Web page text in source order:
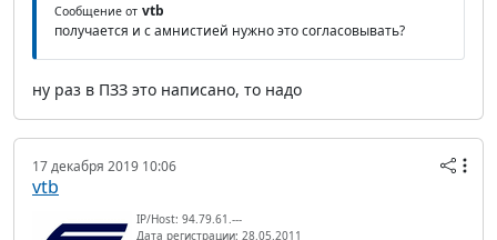
Сообщение от vtb
получается и с амнистией нужно это согласовывать?
ну раз в ПЗЗ это написано, то надо
17 декабря 2019 10:06
vtb
IP/Host: 94.79.61.---
Дата регистрации: 28.05.2011